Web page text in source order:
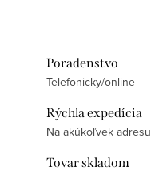
Poradenstvo
Telefonicky/online
Rýchla expedícia
Na akúkoľvek adresu
Tovar skladom